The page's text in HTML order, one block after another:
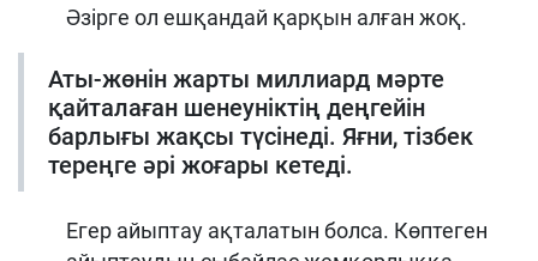
Әзірге ол ешқандай қарқын алған жоқ.
Аты-жөнін жарты миллиард мәрте
қайталаған шенеуніктің деңгейін
барлығы жақсы түсінеді. Яғни, тізбек
тереңге әрі жоғары кетеді.
Егер айыптау ақталатын болса. Көптеген